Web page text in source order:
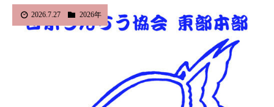
2026.7.27 2026年